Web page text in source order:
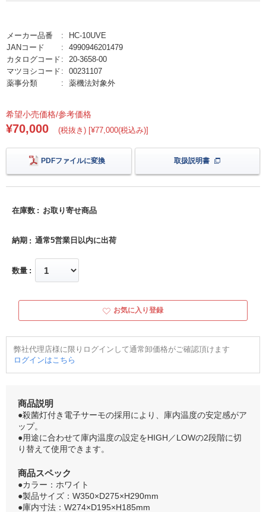
メーカー品番
HC-10UVE
JANコード
4990946201479
カタログコード
20-3658-00
マツヨシコード
00231107
薬事分類
薬機法対象外
希望小売価格/参考価格
¥70,000 (税抜き) [¥77,000(税込み)]
PDFファイルに変換 取扱説明書
在庫数 お取り寄せ商品
納期 通常5営業日以内に出荷
数量
お気に入り登録
弊社代理店様に限りログインして通常卸価格がご確認頂けます
ログインはこちら
商品説明
●殺菌灯付き電子サーモの採用により、庫内温度の安定感がア
ップ。
●用途に合わせて庫内温度の設定をHIGH／LOWの2段階に切
り替えて使用できます。
商品スペック
●カラー：ホワイト
●製品サイズ：W350×D275×H290mm
●庫内寸法：W274×D195×H185mm